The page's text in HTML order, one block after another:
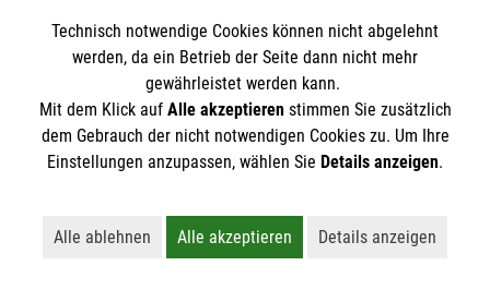
Newsletter abonnieren
Cookies verwalten Impressum | Datenschutz
Technisch notwendige Cookies können nicht abgelehnt
werden, da ein Betrieb der Seite dann nicht mehr
gewährleistet werden kann.
Mit dem Klick auf Alle akzeptierenstimmen Sie zusätzlich
dem Gebrauch der nicht notwendigen Cookies zu. Um Ihre
Einstellungen anzupassen, wählen Sie Details anzeigen.
Alle ablehnen
Lehnt alle nicht-essentiellen Cookies ab
Alle akzeptieren
Akzeptiert alle Cookies
Details anzeigen